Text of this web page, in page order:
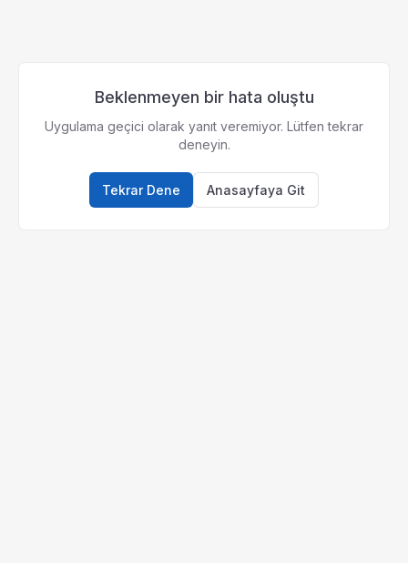
Beklenmeyen bir hata oluştu
Uygulama geçici olarak yanıt veremiyor. Lütfen tekrar
deneyin.
Tekrar Dene Anasayfaya Git